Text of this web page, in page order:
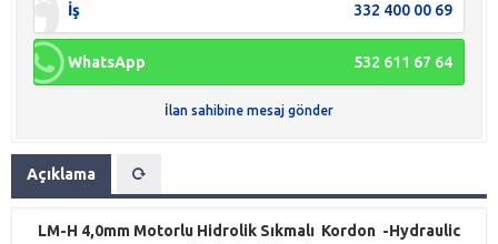
İş 332 400 00 69
WhatsApp 532 611 67 64
İlan sahibine mesaj gönder
Açıklama
LM-H 4,0mm Motorlu Hidrolik Sıkmalı Kordon -Hydraulic